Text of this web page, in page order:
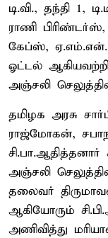
டி.வி., தந்தி 1,
ராணி
கேப்ஸ், ஏ.எம்.என்.
ஓட்டல்
அஞ்சலி
தமிழக அரசு
ராஜ்மோகன்,
அஞ்சலி
தலைவர்
ஆகியோரும்
அணிவித்து